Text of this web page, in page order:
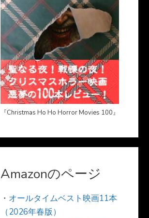
『Christmas Ho Ho Horror Movies 100』
Amazonのページ
・ オールタイムベスト映画11本
（2026年春版）